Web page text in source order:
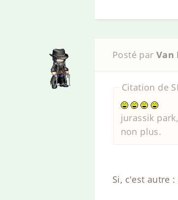
Posté par Van
Citation de
jurassik
non plus.
Si, c'est autre